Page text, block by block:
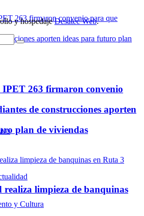
263 firmaron convenio
de construcciones aporten
plan de viviendas
limpieza de banquinas
y hospedajeDesatec Web.
y Cultura